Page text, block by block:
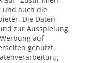
und auch die
Die Daten
zur Ausspielung
auf
genutzt.